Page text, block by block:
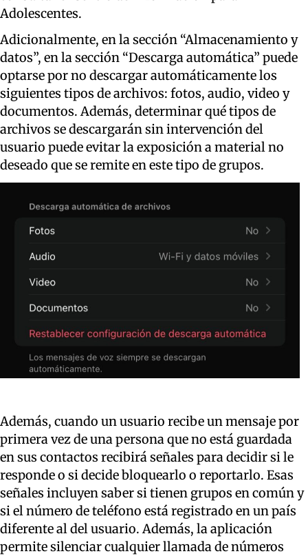
Adolescentes.
Adicionalmente, en la sección “Almacenamiento y
datos”, en la sección “Descarga automática” puede
optarse por no descargar automáticamente los
siguientes tipos de archivos: fotos, audio, video y
documentos. Además, determinar qué tipos de
archivos se descargarán sin intervención del
usuario puede evitar la exposición a material no
deseado que se remite en este tipo de grupos.
Además, cuando un usuario recibe un mensaje por
primera vez de una persona que no está guardada
en sus contactos recibirá señales para decidir si le
responde o si decide bloquearlo o reportarlo. Esas
señales incluyen saber si tienen grupos en común y
si el número de teléfono está registrado en un país
diferente al del usuario. Además, la aplicación
permite silenciar cualquier llamada de números